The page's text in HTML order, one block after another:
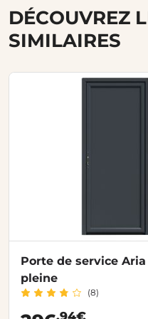
DÉCOUVREZ
SIMILAIRES
Porte de service Aria
pleine
(8)